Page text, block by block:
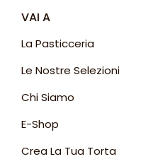
VAI A
La Pasticceria
Le Nostre Selezioni
Chi Siamo
E-Shop
Crea La Tua Torta